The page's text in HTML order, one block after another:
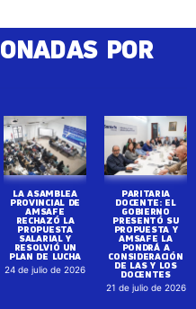
POR
LA ASAMBLEA
PROVINCIAL DE
AMSAFE
RECHAZÓ LA
PROPUESTA
SALARIAL Y
RESOLVIÓ UN
PLAN DE LUCHA
24 de julio de 2026
PARITARIA
DOCENTE: EL
GOBIERNO
PRESENTÓ SU
PROPUESTA Y
AMSAFE LA
PONDRÁ A
CONSIDERACIÓN
DE LAS Y LOS
DOCENTES
21 de julio de 2026